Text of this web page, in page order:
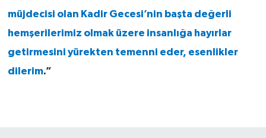
müjdecisi olan Kadir Gecesi’nin başta değerli
hemşerilerimiz olmak üzere insanlığa hayırlar
getirmesini yürekten temenni eder, esenlikler
dilerim.”